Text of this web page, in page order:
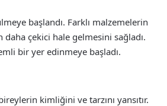
başlandı. Farklı malzemelerin
daha çekici hale gelmesini sağladı.
bir yer edinmeye başladı.
kimliğini ve tarzını yansıtır.